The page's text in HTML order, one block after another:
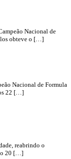
Nacional de
obteve o […]
Nacional de Formula
22 […]
reabrindo o
20 […]